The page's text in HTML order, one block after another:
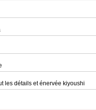
les détails et énervée kiyoushi